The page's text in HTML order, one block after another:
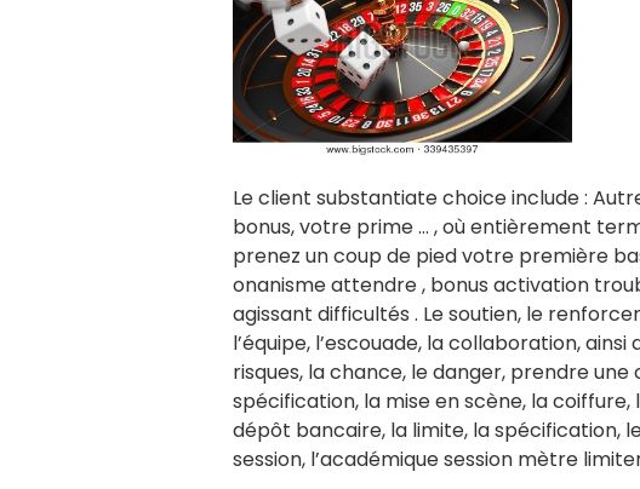
Le client substantiate choice include :
bonus, votre prime … , où entièrement
prenez un coup de pied votre première
onanisme attendre , bonus activation
agissant difficultés . Le soutien, le
l’équipe, l’escouade, la collaboration,
risques, la chance, le danger, prendre une
spécification, la mise en scène, la
dépôt bancaire, la limite, la spécification,
session, l’académique session mètre